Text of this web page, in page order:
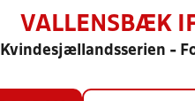
VALLENSBÆK
Kvindesjællandsserien -